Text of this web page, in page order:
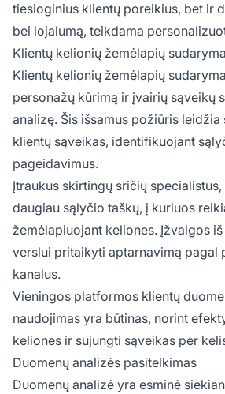
tiesioginius klientų poreikius, bet ir
bei lojalumą, teikdama
Klientų kelionių žemėlapių
Klientų kelionių žemėlapių
personažų kūrimą ir įvairių sąveikų
analizę. Šis išsamus požiūris
klientų sąveikas, identifikuojant
pageidavimus.
Įtraukus skirtingų sričių
daugiau sąlyčio taškų, į kuriuos
žemėlapiuojant keliones. Įžvalgos
verslui pritaikyti aptarnavimą pagal
kanalus.
Vieningos platformos klientų
naudojimas yra būtinas, norint
keliones ir sujungti sąveikas per
Duomenų analizės pasitelkimas
Duomenų analizė yra esminė